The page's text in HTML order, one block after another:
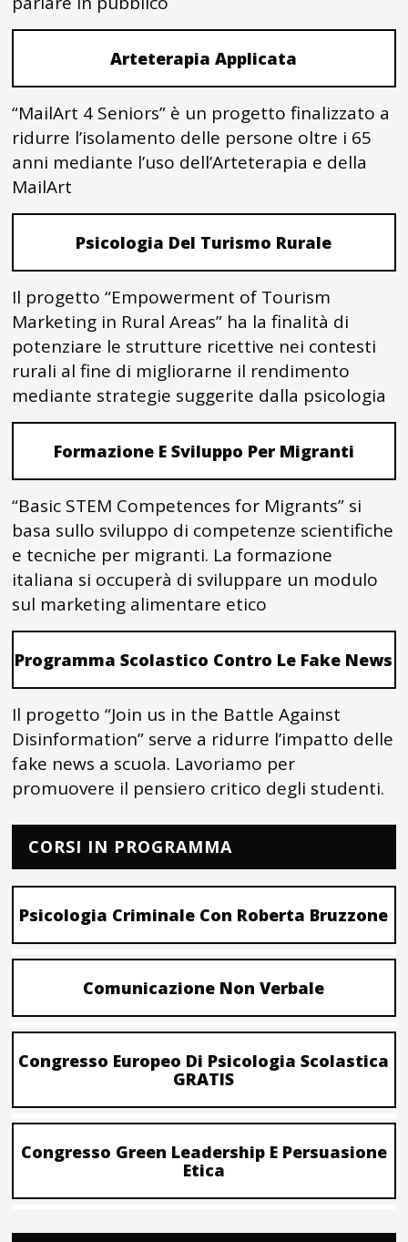
Arteterapia Applicata
“MailArt 4 Seniors” è un progetto finalizzato a
ridurre l’isolamento delle persone oltre i 65
anni mediante l’uso dell’Arteterapia e della
MailArt
Psicologia Del Turismo Rurale
Il progetto “Empowerment of Tourism
Marketing in Rural Areas” ha la finalità di
potenziare le strutture ricettive nei contesti
rurali al fine di migliorarne il rendimento
mediante strategie suggerite dalla psicologia
Formazione E Sviluppo Per Migranti
“Basic STEM Competences for Migrants” si
basa sullo sviluppo di competenze scientifiche
e tecniche per migranti. La formazione
italiana si occuperà di sviluppare un modulo
sul marketing alimentare etico
Programma Scolastico Contro Le Fake News
Il progetto “Join us in the Battle Against
Disinformation” serve a ridurre l’impatto delle
fake news a scuola. Lavoriamo per
promuovere il pensiero critico degli studenti.
CORSI IN PROGRAMMA
Psicologia Criminale Con Roberta Bruzzone
Comunicazione Non Verbale
Congresso Europeo Di Psicologia Scolastica
GRATIS
Congresso Green Leadership E Persuasione
Etica